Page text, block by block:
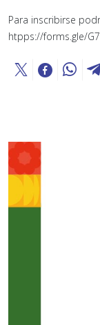
Para inscribirse
htpps://forms.gle/